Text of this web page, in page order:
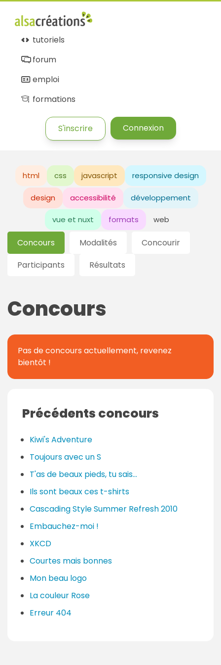
tutoriels
forum
emploi
formations
S'inscrire Connexion
html css javascript responsive design
design accessibilité développement
vue et nuxt formats web
Concours Modalités
Concourir
Participants
Résultats
Concours
Pas de concours actuellement, revenez
bientôt !
Précédents concours
Kiwi's Adventure
Toujours avec un S
T'as de beaux pieds, tu sais...
Ils sont beaux ces t-shirts
Cascading Style Summer Refresh 2010
Embauchez-moi !
XKCD
Courtes mais bonnes
Mon beau logo
La couleur Rose
Erreur 404